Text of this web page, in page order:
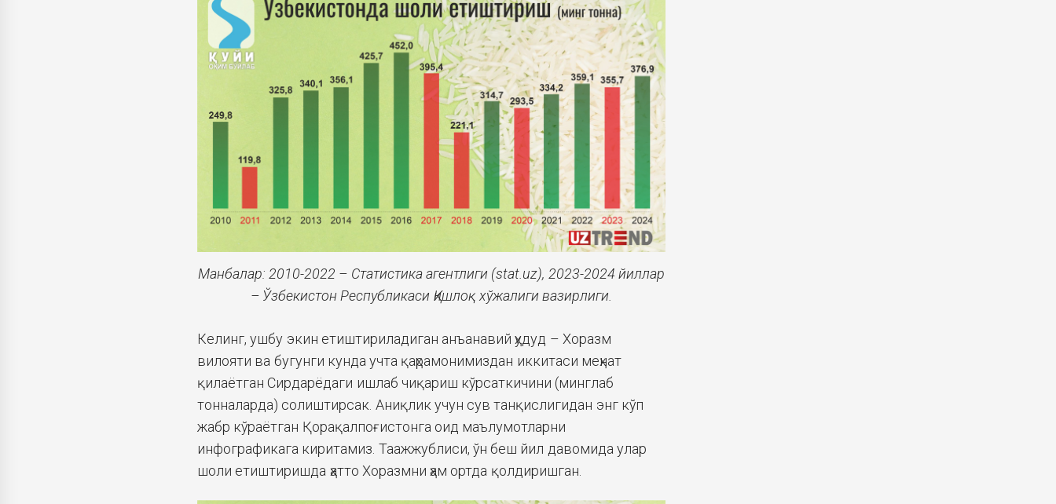
Манбалар: 2010-2022 – Статистика агентлиги (stat.uz), 2023-2024 йиллар
– Ўзбекистон Республикаси Қишлоқ хўжалиги вазирлиги.
Келинг, ушбу экин етиштириладиган анъанавий ҳудуд – Хоразм
вилояти ва бугунги кунда учта қаҳрамонимиздан иккитаси меҳнат
қилаётган Сирдарёдаги ишлаб чиқариш кўрсаткичини (минглаб
тонналарда) солиштирсак. Аниқлик учун сув танқислигидан энг кўп
жабр кўраётган Қорақалпоғистонга оид маълумотларни
инфографикага киритамиз. Таажжублиси, ўн беш йил давомида улар
шоли етиштиришда ҳатто Хоразмни ҳам ортда қолдиришган.